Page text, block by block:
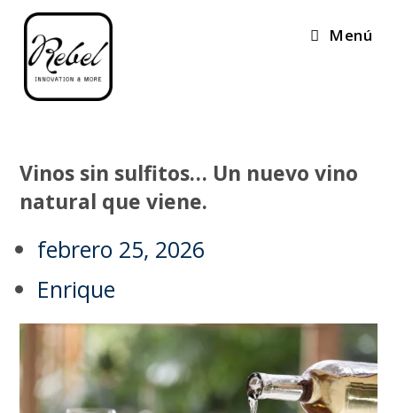
Menú
Vinos sin sulfitos… Un nuevo vino
natural que viene.
febrero 25, 2026
Enrique